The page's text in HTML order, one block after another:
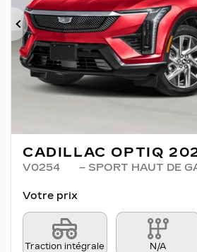
Précédent
CADILLAC OPTIQ
V0254 – SPORT HAUT DE
Votre prix
Traction intégrale N/A